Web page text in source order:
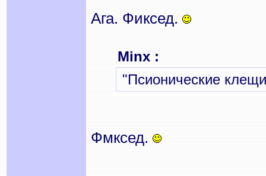
Ага. Фиксед.
Minx :
"Псионические
Фмксед.